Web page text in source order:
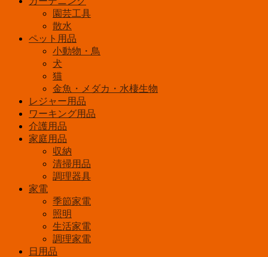
レ
灯》
ス
タ
ー
3
球
園芸工具
散水
ペット用品
小動物・鳥
犬
猫
金魚・メダカ・水棲生物
レジャー用品
ワーキング用品
介護用品
家庭用品
収納
清掃用品
調理器具
家電
季節家電
照明
生活家電
調理家電
日用品